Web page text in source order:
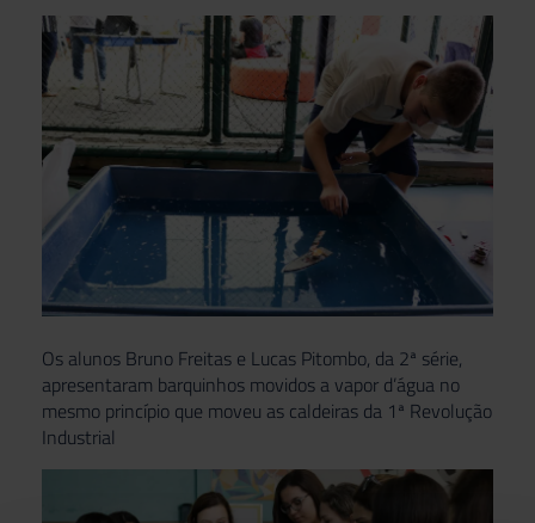
Os alunos Bruno Freitas e Lucas Pitombo, da 2ª série,
apresentaram barquinhos movidos a vapor d’água no
mesmo princípio que moveu as caldeiras da 1ª Revolução
Industrial